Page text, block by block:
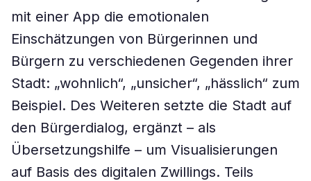
mit einer App die emotionalen
Einschätzungen von Bürgerinnen und
Bürgern zu verschiedenen Gegenden ihrer
Stadt: „wohnlich“, „unsicher“, „hässlich“ zum
Beispiel. Des Weiteren setzte die Stadt auf
den Bürgerdialog, ergänzt – als
Übersetzungshilfe – um Visualisierungen
auf Basis des digitalen Zwillings. Teils